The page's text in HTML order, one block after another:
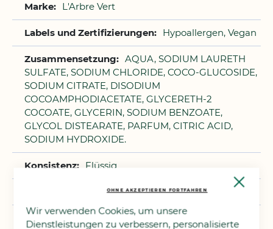
Close
Wir verwenden Cookies, um unsere
Dienstleistungen zu verbessern, personalisierte
OHNE AKZEPTIEREN FORTFAHREN
L'Arbre Vert
Hypoallergen, Vegan
AQUA, SODIUM LAURETH
SULFATE, SODIUM CHLORIDE, COCO-GLUCOSIDE,
SODIUM CITRATE, DISODIUM
COCOAMPHODIACETATE, GLYCERETH-2
COCOATE, GLYCERIN, SODIUM BENZOATE,
GLYCOL DISTEARATE, PARFUM, CITRIC ACID,
SODIUM HYDROXIDE.
Flüssig
Apfel